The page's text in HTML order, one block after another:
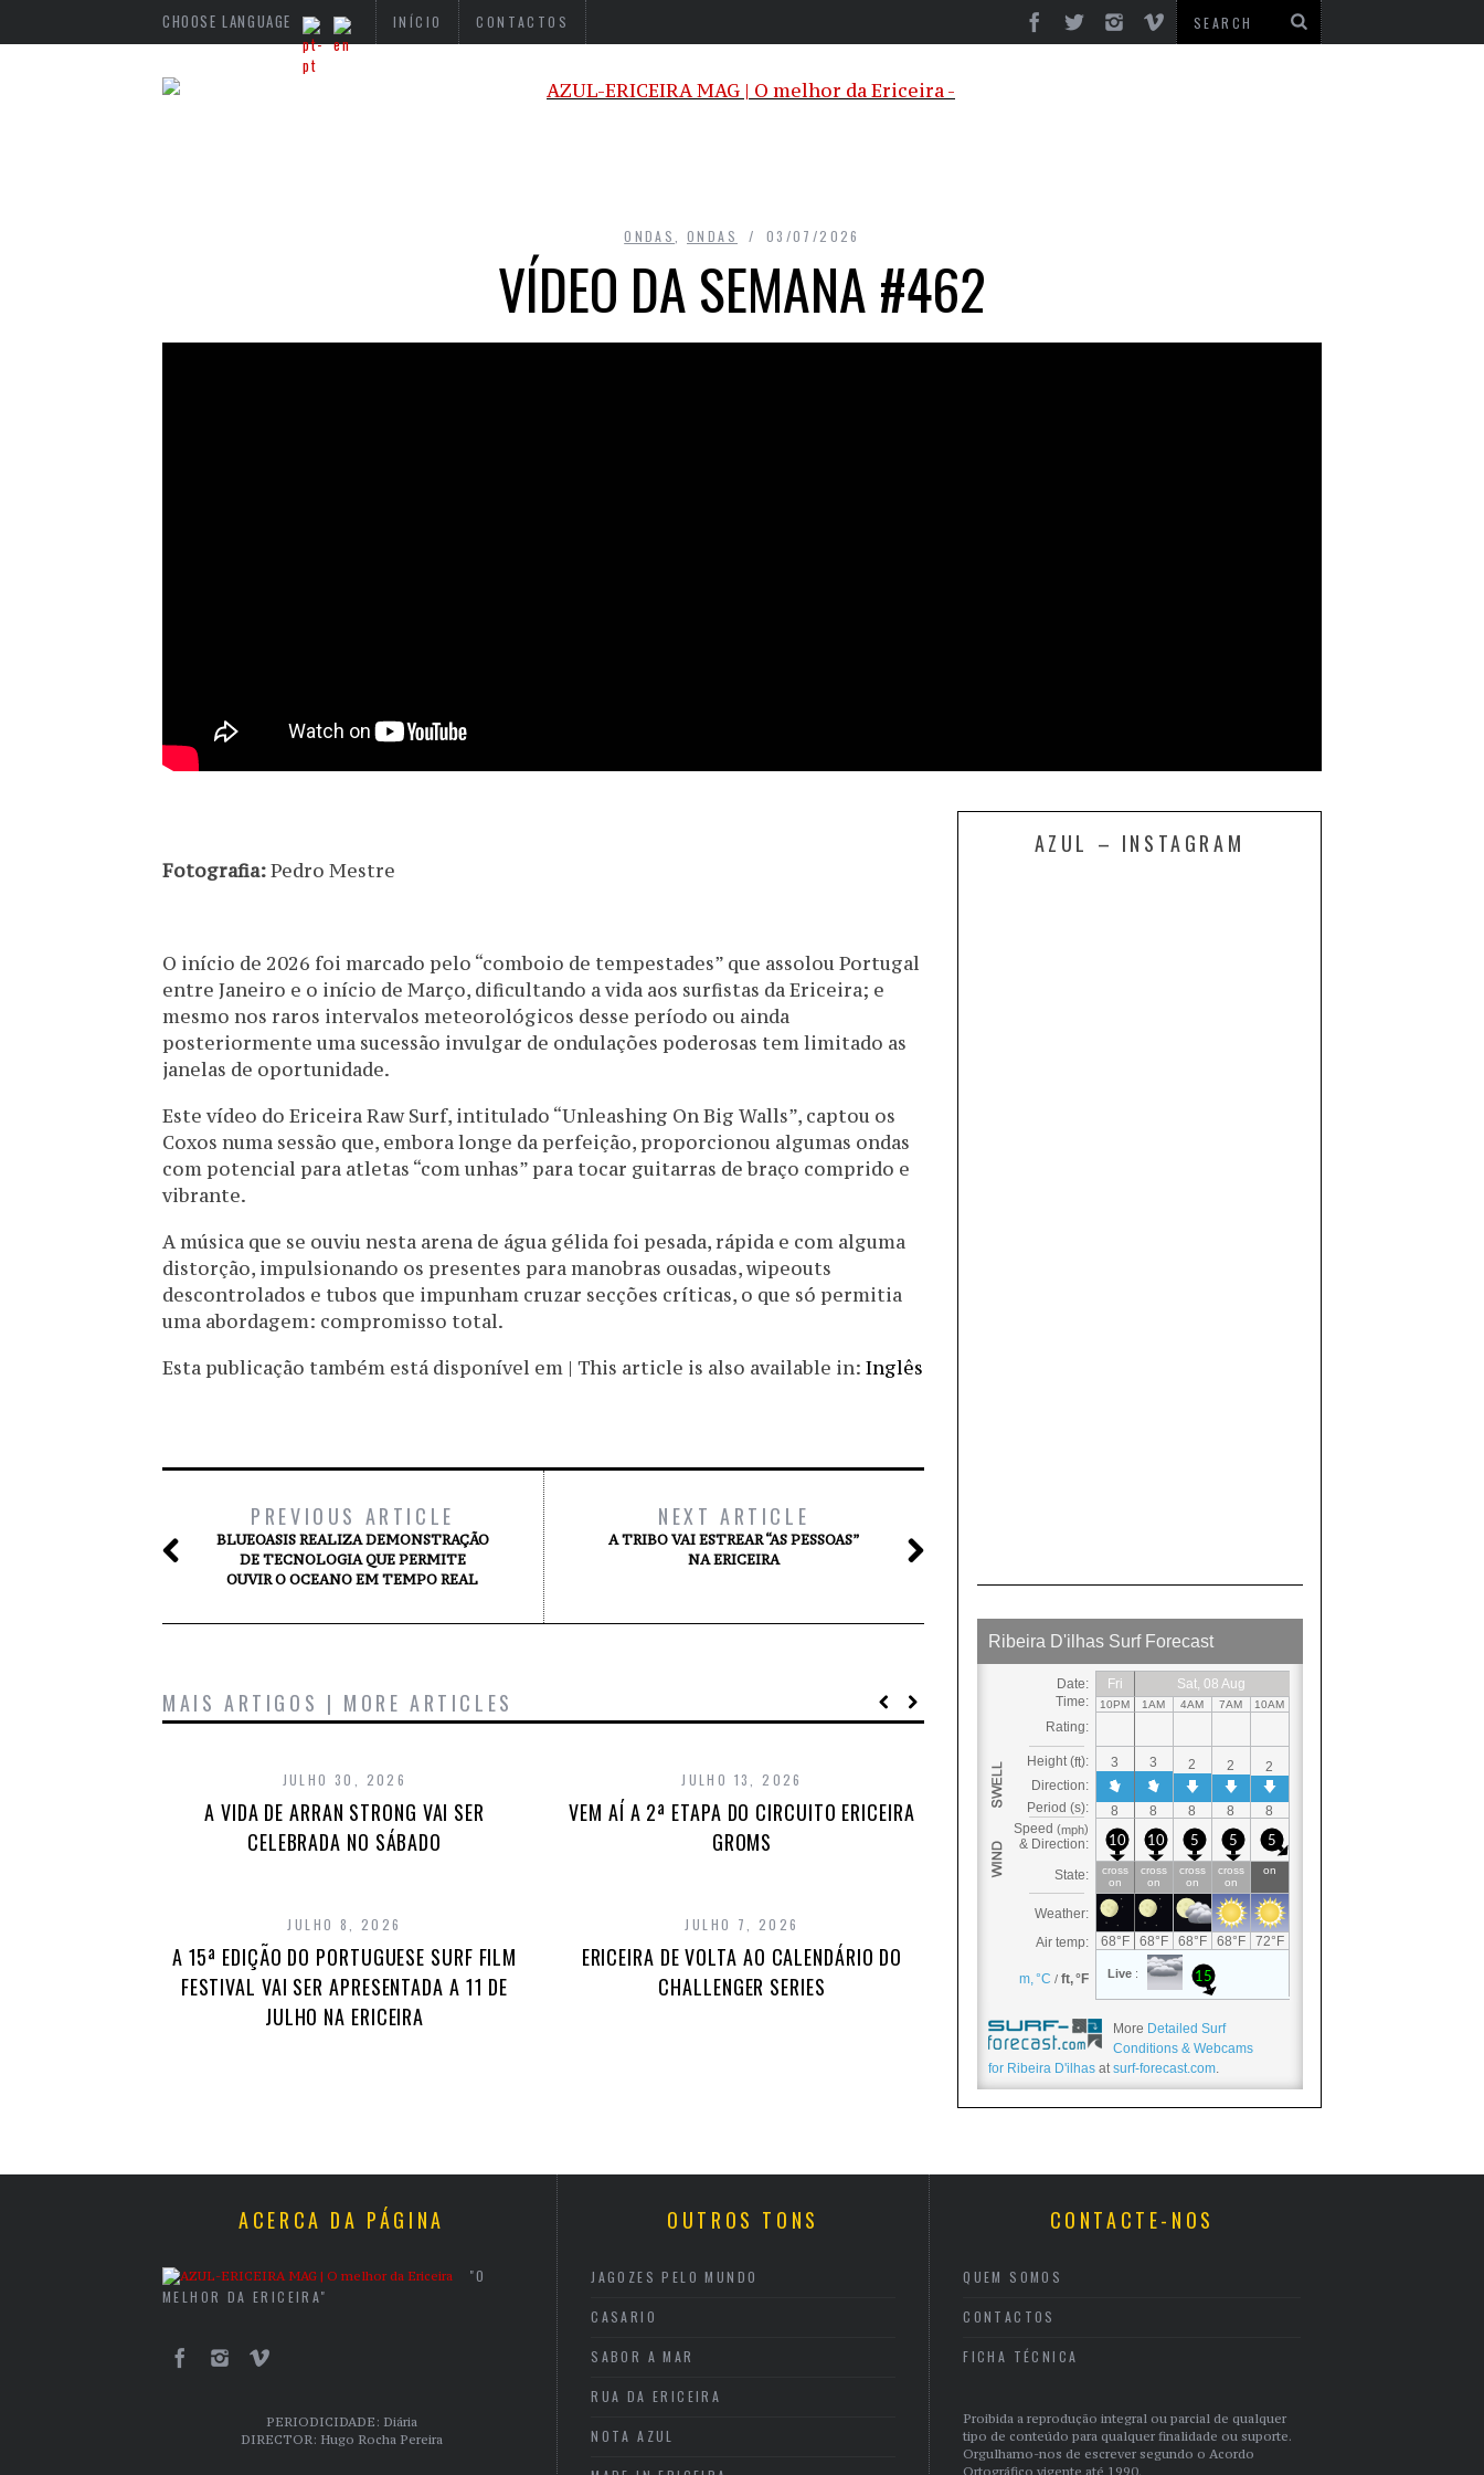
CHOOSE LANGUAGE INÍCIO CONTACTOS
ONDAS ONDAS 03/07/2026
VÍDEO DA SEMANA #462
Fotografia:Pedro Mestre
O início de 2026 foi marcado pelo “comboio de tempestades” que assolou Portugal
entre Janeiro e o início de Março, dificultando a vida aos surfistas da Ericeira; e
mesmo nos raros intervalos meteorológicos desse período ou ainda
posteriormente uma sucessão invulgar de ondulações poderosas tem limitado as
janelas de oportunidade.
Este vídeo do Ericeira Raw Surf, intitulado “Unleashing On Big Walls”, captou os
Coxos numa sessão que, embora longe da perfeição, proporcionou algumas ondas
com potencial para atletas “com unhas” para tocar guitarras de braço comprido e
vibrante.
A música que se ouviu nesta arena de água gélida foi pesada, rápida e com alguma
distorção, impulsionando os presentes para manobras ousadas, wipeouts
descontrolados e tubos que impunham cruzar secções críticas, o que só permitia
uma abordagem: compromisso total.
Esta publicação também está disponível em | This article is also available in: Inglês
PREVIOUS ARTICLE
BLUEOASIS REALIZA DEMONSTRAÇÃO
DE TECNOLOGIA QUE PERMITE
OUVIR O OCEANO EM TEMPO REAL
NEXT ARTICLE
A TRIBO VAI ESTREAR “AS PESSOAS”
NA ERICEIRA
MAIS ARTIGOS | MORE ARTICLES
JULHO 30, 2026
A VIDA DE ARRAN STRONG VAI SER
CELEBRADA NO SÁBADO
JULHO 13, 2026
VEM AÍ A 2ª ETAPA DO CIRCUITO ERICEIRA
GROMS
JULHO 8, 2026
A 15ª EDIÇÃO DO PORTUGUESE SURF FILM
FESTIVAL VAI SER APRESENTADA A 11 DE
JULHO NA ERICEIRA
JULHO 7, 2026
ERICEIRA DE VOLTA AO CALENDÁRIO DO
CHALLENGER SERIES
AZUL – INSTAGRAM
More Detailed Surf
Conditions & Webcams
for Ribeira D'ilhas at surf-forecast.com.
ACERCA DA PÁGINA
"O
MELHOR DA ERICEIRA"
PERIODICIDADE: Diária
DIRECTOR: Hugo Rocha Pereira
OUTROS TONS
JAGOZES PELO MUNDO
CASARIO
SABOR A MAR
RUA DA ERICEIRA
NOTA AZUL
CONTACTE-NOS
QUEM SOMOS
CONTACTOS
FICHA TÉCNICA
Proibida a reprodução integral ou parcial de qualquer
tipo de conteúdo para qualquer finalidade ou suporte.
Orgulhamo-nos de escrever segundo o Acordo
Ortográfico vigente até 1990.